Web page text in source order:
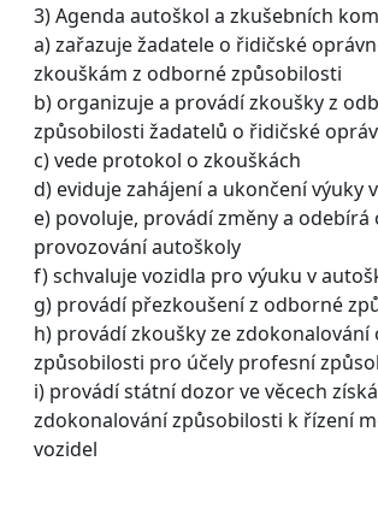
3) Agenda autoškol a zkušebních
a) zařazuje žadatele o řidičské
zkouškám z odborné způsobilosti
b) organizuje a provádí zkoušky z
způsobilosti žadatelů o řidičské
c) vede protokol o zkouškách
d) eviduje zahájení a ukončení výuky
e) povoluje, provádí změny a odebírá
provozování autoškoly
f) schvaluje vozidla pro výuku v
g) provádí přezkoušení z odborné
h) provádí zkoušky ze
způsobilosti pro účely profesní
i) provádí státní dozor ve věcech
zdokonalování způsobilosti k řízení
vozidel